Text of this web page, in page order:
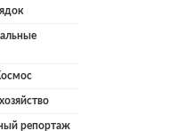
репортаж